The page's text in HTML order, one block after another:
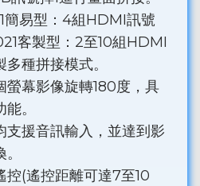
易型：4組HDMI訊號
客製型：2至10組HDMI
種拼接模式。
螢幕影像旋轉180度，具
。
支援音訊輸入，並達到影
控(遙控距離可達7至10